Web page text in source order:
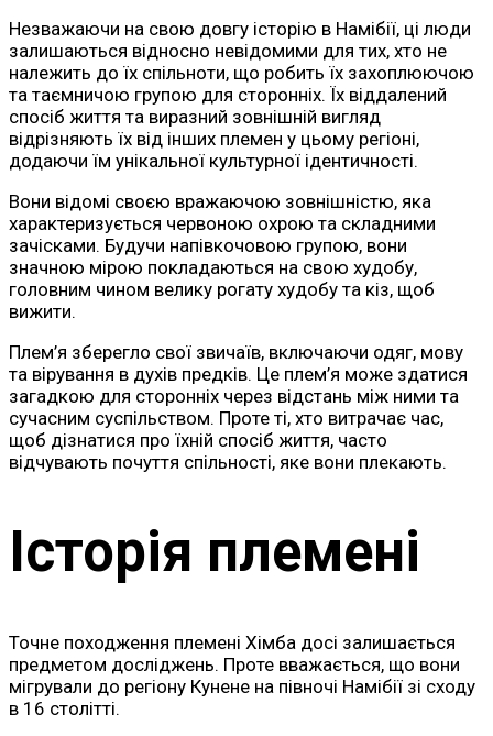
Незважаючи на свою довгу історію в Намібії, ці люди
залишаються відносно невідомими для тих, хто не
належить до їх спільноти, що робить їх захоплюючою
та таємничою групою для сторонніх. Їх віддалений
спосіб життя та виразний зовнішній вигляд
відрізняють їх від інших племен у цьому регіоні,
додаючи їм унікальної культурної ідентичності.
Вони відомі своєю вражаючою зовнішністю, яка
характеризується червоною охрою та складними
зачісками. Будучи напівкочовою групою, вони
значною мірою покладаються на свою худобу,
головним чином велику рогату худобу та кіз, щоб
вижити.
Плем’я зберегло свої звичаїв, включаючи одяг, мову
та вірування в духів предків. Це плем’я може здатися
загадкою для сторонніх через відстань між ними та
сучасним суспільством. Проте ті, хто витрачає час,
щоб дізнатися про їхній спосіб життя, часто
відчувають почуття спільності, яке вони плекають.
Історія племені
Точне походження племені Хімба досі залишається
предметом досліджень. Проте вважається, що вони
мігрували до регіону Кунене на півночі Намібії зі сходу
в 16 столітті.